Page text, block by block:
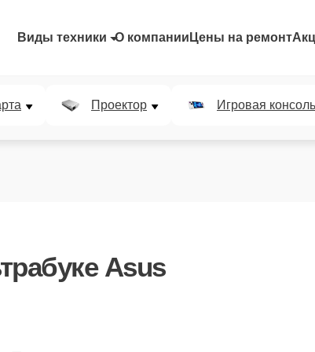
Виды техники О компании Цены на ремонт
Проектор Игровая консоль
Asus